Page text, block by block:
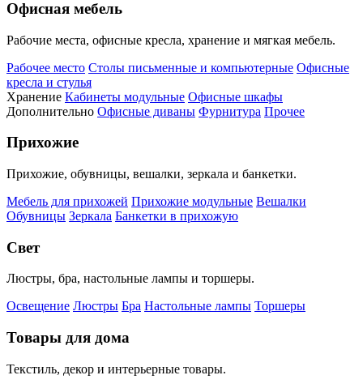
Офисная мебель
Рабочие места, офисные кресла, хранение и мягкая мебель.
Рабочее место Столы письменные и компьютерные Офисные
кресла и стулья
Хранение Кабинеты модульные Офисные шкафы
Дополнительно Офисные диваны Фурнитура Прочее
Прихожие
Прихожие, обувницы, вешалки, зеркала и банкетки.
Мебель для прихожей Прихожие модульные Вешалки
Обувницы Зеркала Банкетки в прихожую
Свет
Люстры, бра, настольные лампы и торшеры.
Освещение Люстры Бра Настольные лампы Торшеры
Товары для дома
Текстиль, декор и интерьерные товары.